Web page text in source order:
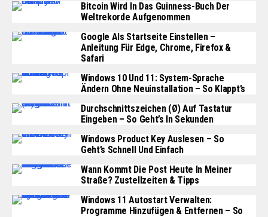
Bitcoin Wird In Das Guinness-Buch Der
Weltrekorde Aufgenommen
Google Als Startseite Einstellen –
Anleitung Für Edge, Chrome, Firefox &
Safari
Windows 10 Und 11: System-Sprache
Ändern Ohne Neuinstallation – So Klappt’s
Durchschnittszeichen (Ø) Auf Tastatur
Eingeben – So Geht’s In Sekunden
Windows Product Key Auslesen – So
Geht’s Schnell Und Einfach
Wann Kommt Die Post Heute In Meiner
Straße? Zustellzeiten & Tipps
Windows 11 Autostart Verwalten:
Programme Hinzufügen & Entfernen – So